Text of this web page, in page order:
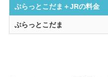
ぷらっとこだま＋JRの料金
ぷらっとこだま